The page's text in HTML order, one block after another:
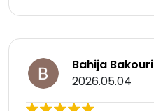
Bahija Bakouri
2026.05.04